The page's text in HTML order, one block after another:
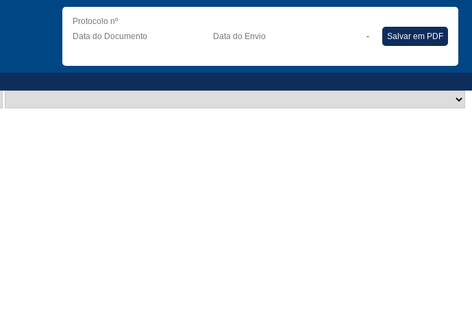
Protocolo nº
Data do Documento
Data do Envio - Salvar em PDF